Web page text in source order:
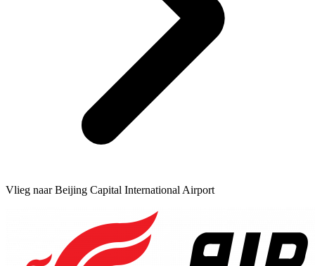
Vlieg naar Beijing Capital International Airport